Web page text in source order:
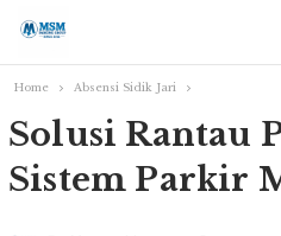
Home Absensi Sidik Jari
Solusi Rantau
Sistem Parkir